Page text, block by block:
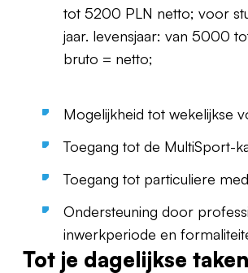
tot 5200 PLN netto; voor
jaar. levensjaar: van 5000
bruto = netto;
Mogelijkheid tot wekelijkse
Toegang tot de MultiSport-
Toegang tot particuliere
Ondersteuning door
inwerkperiode en
Tot je dagelijkse taken